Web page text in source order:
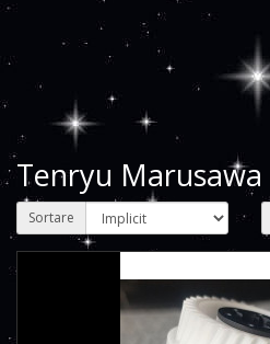
Tenryu Marusawa
Sortare